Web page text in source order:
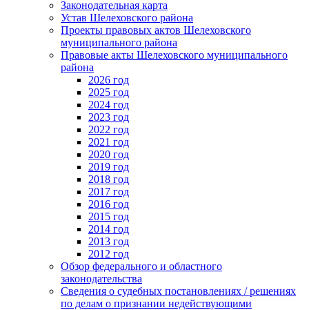
Законодательная карта
Устав Шелеховского района
Проекты правовых актов Шелеховского
муниципального района
Правовые акты Шелеховского муниципального
района
2026 год
2025 год
2024 год
2023 год
2022 год
2021 год
2020 год
2019 год
2018 год
2017 год
2016 год
2015 год
2014 год
2013 год
2012 год
Обзор федерального и областного
законодательства
Сведения о судебных постановлениях / решениях
по делам о признании недействующими